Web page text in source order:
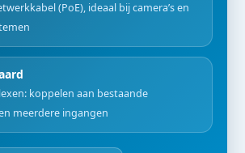
(PoE), ideaal bij camera’s en
koppelen aan bestaande
meerdere ingangen